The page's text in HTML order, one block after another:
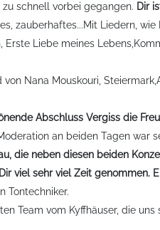
schnell vorbei gegangen. Dir
zauberhaftes...Mit Liedern,
Liebe meines
Nana Mouskouri,
Abschluss Vergiss die
an beiden Tagen war
die neben diesen beiden
viel sehr viel Zeit genommen.
Tontechniker.
Team vom Kyffhäuser, die